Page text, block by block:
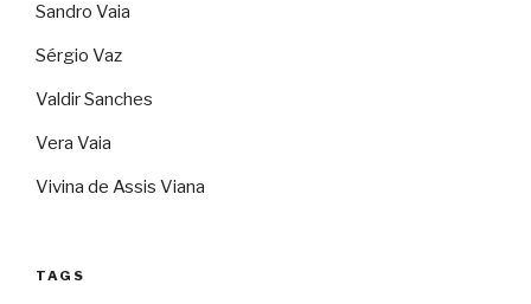
Sandro Vaia
Sérgio Vaz
Valdir Sanches
Vera Vaia
Vivina de Assis Viana
TAGS